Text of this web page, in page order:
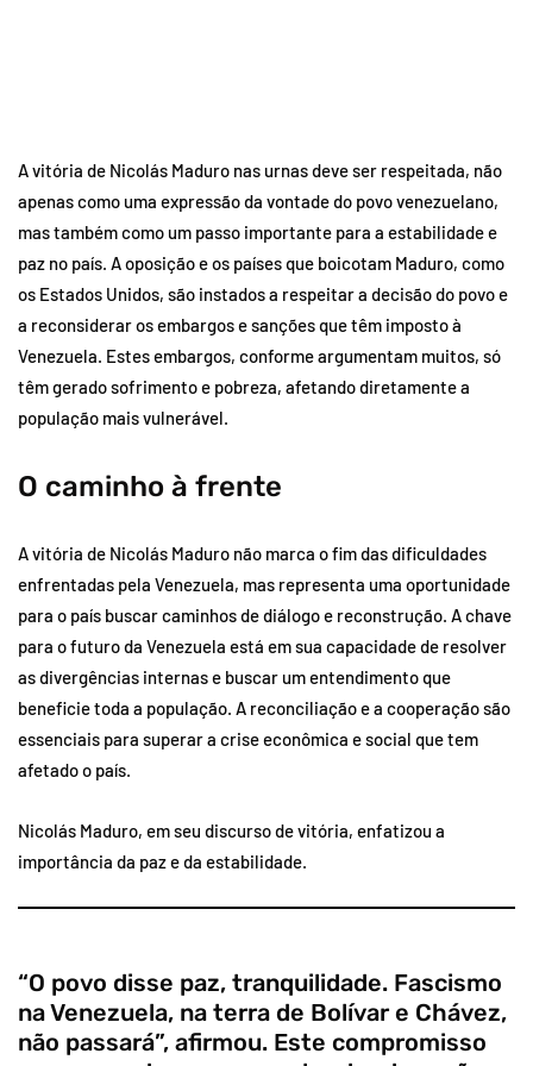
A vitória de Nicolás Maduro nas urnas deve ser respeitada, não
apenas como uma expressão da vontade do povo venezuelano,
mas também como um passo importante para a estabilidade e
paz no país. A oposição e os países que boicotam Maduro, como
os Estados Unidos, são instados a respeitar a decisão do povo e
a reconsiderar os embargos e sanções que têm imposto à
Venezuela. Estes embargos, conforme argumentam muitos, só
têm gerado sofrimento e pobreza, afetando diretamente a
população mais vulnerável.
O caminho à frente
A vitória de Nicolás Maduro não marca o fim das dificuldades
enfrentadas pela Venezuela, mas representa uma oportunidade
para o país buscar caminhos de diálogo e reconstrução. A chave
para o futuro da Venezuela está em sua capacidade de resolver
as divergências internas e buscar um entendimento que
beneficie toda a população. A reconciliação e a cooperação são
essenciais para superar a crise econômica e social que tem
afetado o país.
Nicolás Maduro, em seu discurso de vitória, enfatizou a
importância da paz e da estabilidade.
“O povo disse paz, tranquilidade. Fascismo
na Venezuela, na terra de Bolívar e Chávez,
não passará”, afirmou. Este compromisso